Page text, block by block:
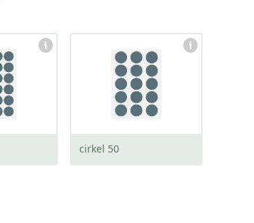
cirkel 50
afmeting:
50 x 50 mm